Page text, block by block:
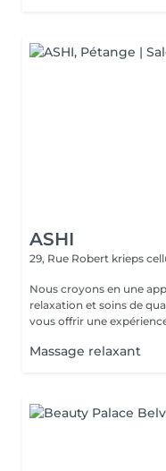
ASHI
29, Rue Robert krieps
Nous croyons en une
relaxation et soins de
vous offrir une
Massage relaxant